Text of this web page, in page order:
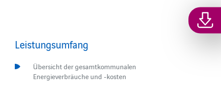
Leistungsumfang
Übersicht der gesamtkommunalen
Energieverbräuche und -kosten